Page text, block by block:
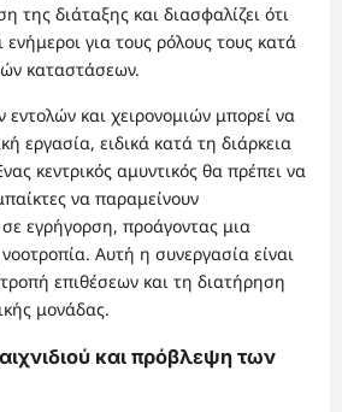
της διάταξης και διασφαλίζει ότι
ενήμεροι για τους ρόλους τους κατά
καταστάσεων.
και χειρονομιών μπορεί να
εργασία, ειδικά κατά τη διάρκεια
κεντρικός αμυντικός θα πρέπει να
να παραμείνουν
εγρήγορση, προάγοντας μια
Αυτή η συνεργασία είναι
επιθέσεων και τη διατήρηση
μονάδας.
και πρόβλεψη των